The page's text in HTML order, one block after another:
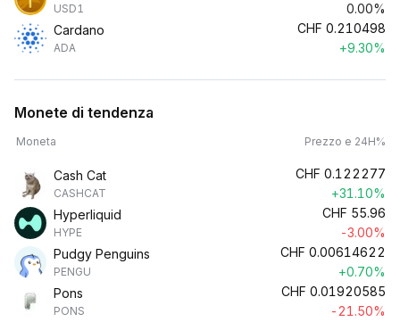
USD1
0.00%
Cardano
ADA
CHF 0.210498
+9.30%
Monete di tendenza
Moneta Prezzo e 24H%
Cash Cat
CASHCAT
CHF 0.122277
+31.10%
Hyperliquid
HYPE
CHF 55.96
-3.00%
Pudgy Penguins
PENGU
CHF 0.00614622
+0.70%
Pons
PONS
CHF 0.01920585
-21.50%